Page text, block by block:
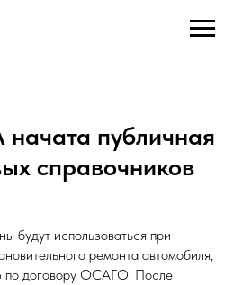
публичная
справочников
будут использоваться при
ремонта автомобиля,
по договору ОСАГО. После